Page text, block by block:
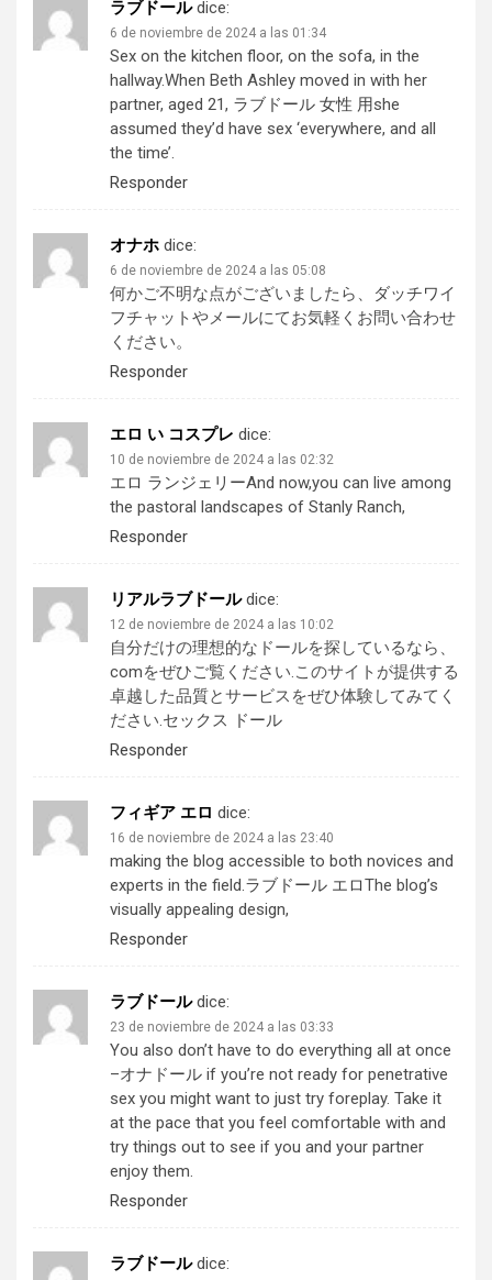
ラブドール dice:
6 de noviembre de 2024 a las 01:34
Sex on the kitchen floor, on the sofa, in the
hallway.When Beth Ashley moved in with her
partner, aged 21, ラブドール 女性 用she
assumed they’d have sex ‘everywhere, and all
the time’.
Responder
オナホ dice:
6 de noviembre de 2024 a las 05:08
何かご不明な点がございましたら、
ダッチワイ
フチャットやメールにてお気軽くお問い合わせ
ください。
Responder
エロ い コスプレ dice:
10 de noviembre de 2024 a las 02:32
エロ ランジェリーAnd now,you can live among
the pastoral landscapes of Stanly Ranch,
Responder
リアルラブドール dice:
12 de noviembre de 2024 a las 10:02
自分だけの理想的なドールを探しているなら、
comをぜひご覧ください.このサイトが提供する
卓越した品質とサービスをぜひ体験してみてく
ださい.セックス ドール
Responder
フィギア エロ dice:
16 de noviembre de 2024 a las 23:40
making the blog accessible to both novices and
experts in the field.ラブドール エロThe blog’s
visually appealing design,
Responder
ラブドール dice:
23 de noviembre de 2024 a las 03:33
You also don’t have to do everything all at once
–オナドール if you’re not ready for penetrative
sex you might want to just try foreplay. Take it
at the pace that you feel comfortable with and
try things out to see if you and your partner
enjoy them.
Responder
ラブドール dice: